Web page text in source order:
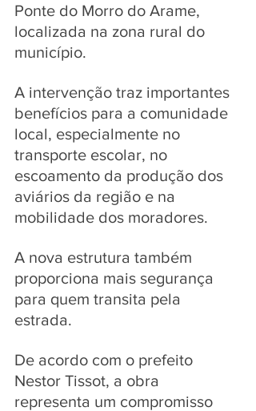
Ponte do Morro do Arame,
localizada na zona rural do
município.
A intervenção traz importantes
benefícios para a comunidade
local, especialmente no
transporte escolar, no
escoamento da produção dos
aviários da região e na
mobilidade dos moradores.
A nova estrutura também
proporciona mais segurança
para quem transita pela
estrada.
De acordo com o prefeito
Nestor Tissot, a obra
representa um compromisso